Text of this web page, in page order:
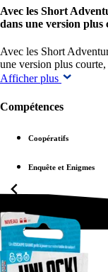
Avec les Short
dans une version
Avec les Short
une version plus
Afficher plus
Compétences
Coopératifs
Enquête et Enigmes